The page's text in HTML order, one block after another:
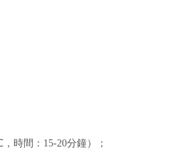
時間：15-20分鐘）；